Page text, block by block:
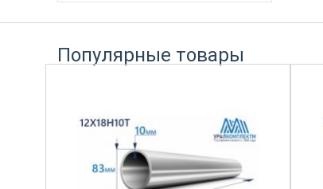
Популярные товары